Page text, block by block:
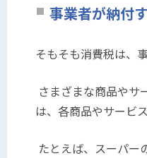
事業者が納付
そもそも消費税は、
さまざまな商品やサ
は、各商品やサービ
たとえば、スーパー